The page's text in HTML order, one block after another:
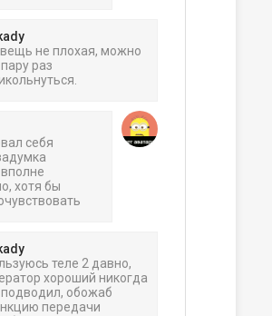
не плохая, можно
раз
себя
хотя бы
теле 2 давно,
хороший никогда
обожаб
передачи